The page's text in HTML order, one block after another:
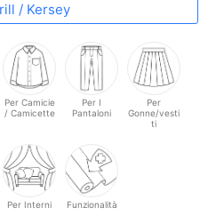
/ Kersey
Per Camicie
/ Camicette
Per I
Pantaloni
Per
Gonne/vesti
ti
Per Interni Funzionalità